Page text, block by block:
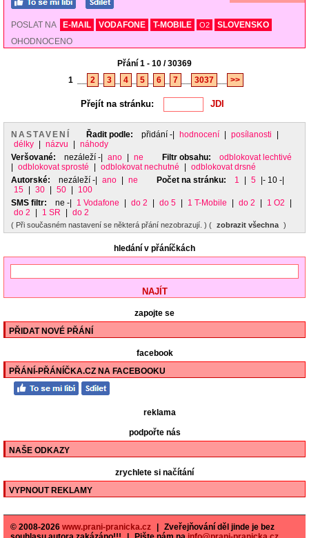
POSLAT NA E-MAIL VODAFONE T-MOBILE O2
SLOVENSKO
OHODNOCENO
Přání 1 - 10 / 30369
1
2 3 4 5 6 7 3037 >>
Přejít na stránku:
NASTAVENÍ Řadit podle: přidání -| hodnocení posílanosti
délky
názvu
náhody
Veršované:
nezáleží -| ano ne Filtr obsahu:
odblokovat lechtivé
odblokovat sprosté odblokovat nechutné
odblokovat drsné
Autorské:
nezáleží -| ano ne Počet na stránku: 1 5
|- 10 -|
15
30 50
100
SMS filtr:
ne -| 1 Vodafone do 2 do 5 1 T-Mobile do 2 1 O2
do 2
1 SR do 2
( Při současném nastavení se některá přání nezobrazují. ) ( zobrazit všechna )
hledání v přáníčkách
zapojte se
PŘIDAT NOVÉ PŘÁNÍ
facebook
PŘÁNÍ-PŘÁNÍČKA.CZ NA FACEBOOKU
reklama
podpořte nás
NAŠE ODKAZY
zrychlete si načítání
VYPNOUT REKLAMY
© 2008-2026 www.prani-pranicka.cz
Zveřejňování děl jinde je bez